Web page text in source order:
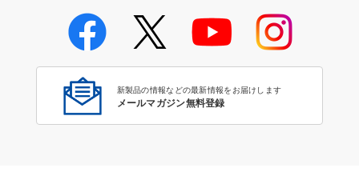
新製品の情報などの最新情報をお届けします
メールマガジン無料登録